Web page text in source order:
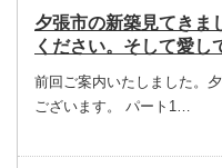
夕張市の新築見てきま
ください。そして愛し
前回ご案内いたしました。
ございます。 パート1…